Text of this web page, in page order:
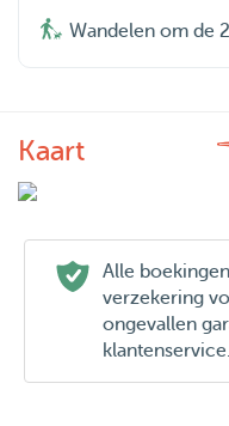
Wandelen om de
Kaart
Alle
verzekering
ongevallen
klantenservice.